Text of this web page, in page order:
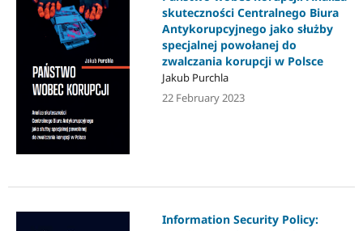
skuteczności Centralnego Biura
Antykorupcyjnego jako służby
specjalnej powołanej do
zwalczania korupcji w Polsce
Jakub Purchla
22 February 2023
Information Security Policy: